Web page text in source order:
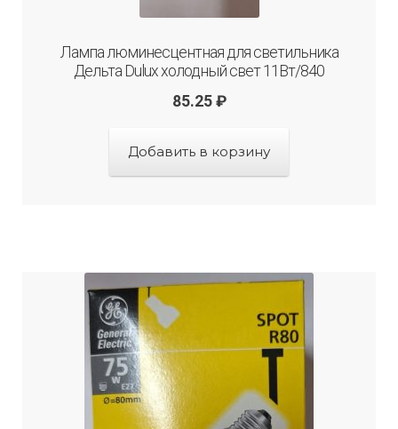
Лампа люминесцентная для светильника
Дельта Dulux холодный свет 11Вт/840
85.25 ₽
Добавить в корзину